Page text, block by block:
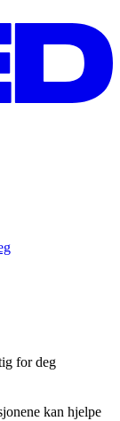
for deg
kan hjelpe